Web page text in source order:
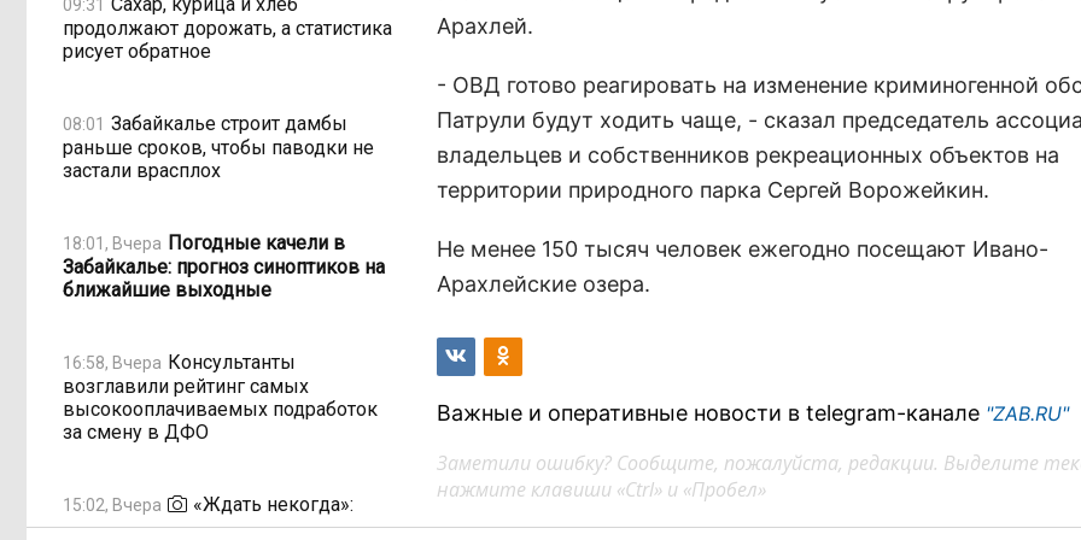
09:31
продолжают дорожать, а статистика
рисует обратное
08:01 Забайкалье строит дамбы
раньше сроков, чтобы паводки не
застали врасплох
18:01, Вчера Погодные качели в
Забайкалье: прогноз синоптиков на
ближайшие выходные
16:58, Вчера Консультанты
возглавили рейтинг самых
высокооплачиваемых подработок
за смену в ДФО
15:02, Вчера
«Ждать некогда»:
жители подтопленного Угдана
Арахлей.
- ОВД готово реагировать на изменение криминогенной
Патрули будут ходить чаще, - сказал председатель
владельцев и собственников рекреационных объектов на
территории природного парка Сергей Ворожейкин.
Не менее 150 тысяч человек ежегодно посещают Ивано-
Арахлейские озера.
Важные и оперативные новости в telegram-канале "ZAB.RU"
Заметили ошибку? Сообщите, пожалуйста, редакции. Выделите
нажмите клавиши «Ctrl» и «Пробел»